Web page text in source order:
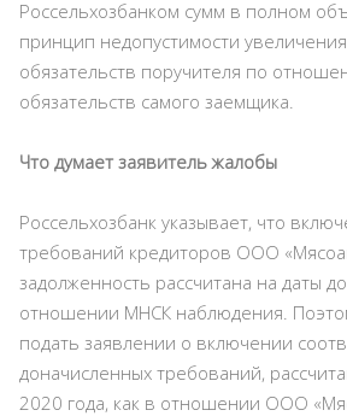
Россельхозбанком сумм в полном
принцип недопустимости
обязательств поручителя по
обязательств самого заемщика.
Что думает заявитель жалобы
Россельхозбанк указывает, что
требований кредиторов ООО
задолженность рассчитана на даты
отношении МНСК наблюдения.
подать заявлении о включении
доначисленных требований,
2020 года, как в отношении ООО